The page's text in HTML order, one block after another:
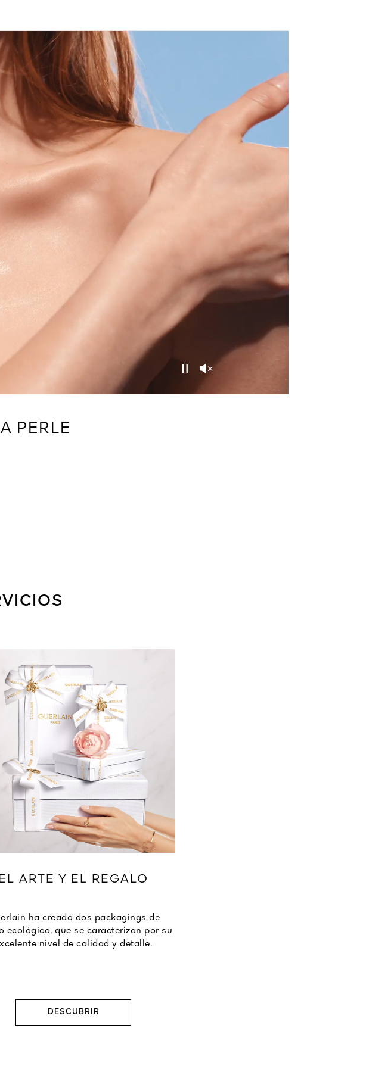
PauseUnmute
PERLE
EL ARTE Y EL REGALO
ha creado dos packagings de
ecológico, que se caracterizan por su
nivel de calidad y detalle.
DESCUBRIR